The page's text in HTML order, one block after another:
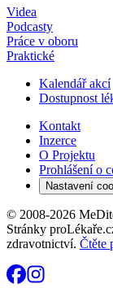
Videa
Podcasty
Práce v oboru
Praktické
Kalendář akcí
Dostupnost
Kontakt
Inzerce
O Projektu
Prohlášení o
Nastavení
© 2008-2026
Stránky
zdravotnictví. Čtěte